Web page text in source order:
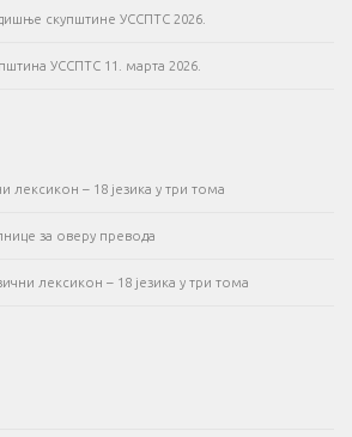
скупштине УССПТС 2026.
УССПТС 11. марта 2026.
лексикон – 18 језика у три тома
за оверу превода
лексикон – 18 језика у три тома